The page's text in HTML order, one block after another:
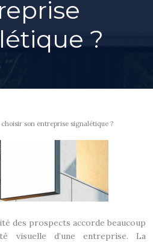
?
son entreprise signalétique ?
des prospects accorde beaucoup
visuelle d’une entreprise. La